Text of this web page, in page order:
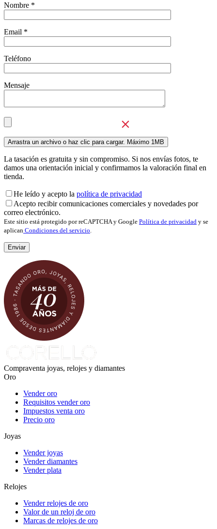
Nombre *
Email *
Teléfono
Mensaje
La tasación es gratuita y sin compromiso. Si nos envías fotos, te
damos una orientación inicial y confirmamos la valoración final en
tienda.
He leído y acepto la política de privacidad
Acepto recibir comunicaciones comerciales y novedades por
correo electrónico.
Este sitio está protegido por reCAPTCHA y Google Política de privacidad y se
aplican Condiciones del servicio
Compraventa joyas, relojes y diamantes
Oro
Vender oro
Requisitos vender oro
Impuestos venta oro
Precio oro
Joyas
Vender joyas
Vender diamantes
Vender plata
Relojes
Vender relojes de oro
Valor de un reloj de oro
Marcas de relojes de oro